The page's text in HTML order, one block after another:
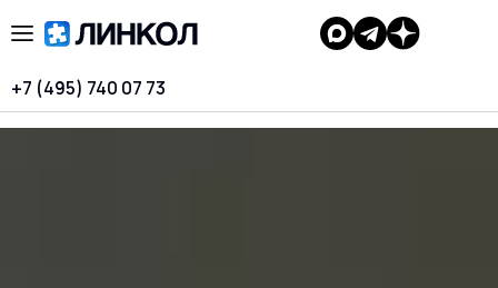
+7 (495) 740 07 73